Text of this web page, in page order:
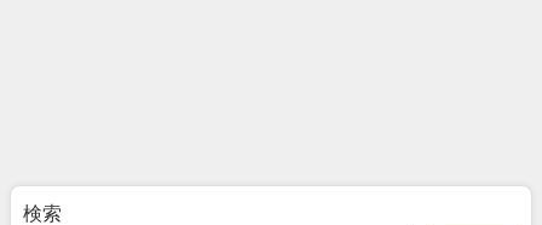
検索